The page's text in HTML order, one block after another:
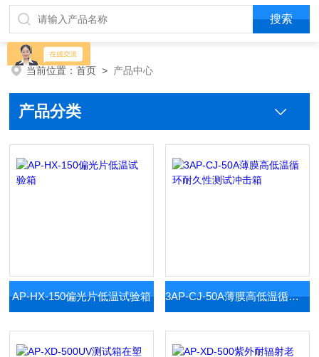
老化箱、恒温恒湿实验室、沙尘试验箱、淋雨试验箱、盐水喷雾试验
箱、各种振动试验台、拉力试验机、蒸汽老化试验机、跌落试验机、
插拔力试验机、按健寿命试验机、纸带耐磨擦试验机、工业烘烤箱
当前位置：首页 > 产品中心
产品分类
AP-HX-150偏光片低温试验箱 3AP-CJ-50A薄膜高低温循环耐久性测试冲击箱